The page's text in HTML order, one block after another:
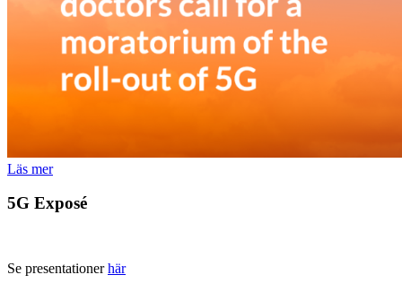
Läs mer
5G Exposé
Se presentationerhär